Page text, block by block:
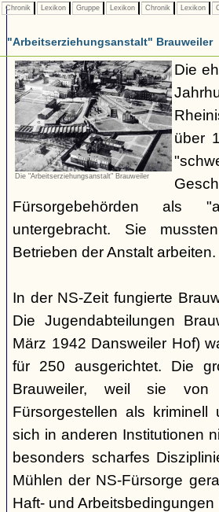
Chronik Lexikon Gruppe Lexikon Chronik Lexikon
"Arbeitserziehungsanstalt" Brauweiler
Die "Arbeitserziehungsanstalt" Brauweiler
Die
über
Fürsorgebehörden als
untergebracht. Sie
Betrieben der Anstalt arbeiten.
In der NS-Zeit fungierte
Die Jugendabteilungen
März 1942 Dansweiler Hof)
für 250 ausgerichtet. Die
Brauweiler, weil sie von
Fürsorgestellen als
sich in anderen Institutionen
besonders scharfes
Mühlen der NS-Fürsorge
Haft- und